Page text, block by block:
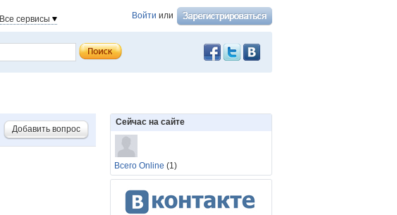
Войти или
Все сервисы
Добавить вопрос
Сейчас на сайте
Всего Online (1)